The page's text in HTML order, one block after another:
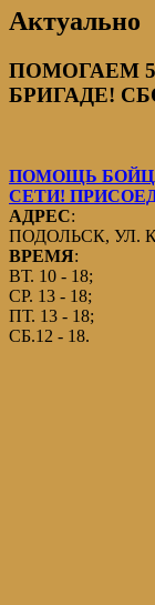
Актуально
ПОМОГАЕМ
БРИГАДЕ!
ПОМОЩЬ
СЕТИ!
АДРЕС:
ПОДОЛЬСК, УЛ.
ВРЕМЯ:
ВТ. 10 - 18;
СР. 13 - 18;
ПТ. 13 - 18;
СБ.12 - 18.